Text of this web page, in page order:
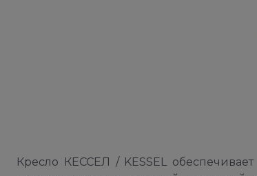
Кресло КЕССЕЛ / KESSEL